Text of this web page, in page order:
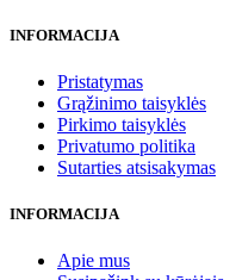
INFORMACIJA
Pristatymas
Grąžinimo taisyklės
Pirkimo taisyklės
Privatumo politika
Sutarties atsisakymas
INFORMACIJA
Apie mus